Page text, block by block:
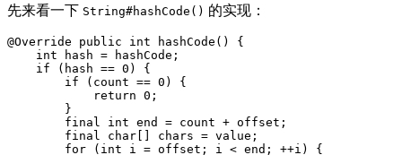
先来看一下 String#hashCode() 的实现：
@Override public int hashCode ()
{
int
hash = hashCode ;
if
( hash == 0 )
{
if
( count == 0 )
{
return 0 ;
}
final
int end = count + offset ;
final
char chars = value ;
for
( int i = offset ; i < end ; ++i ) {